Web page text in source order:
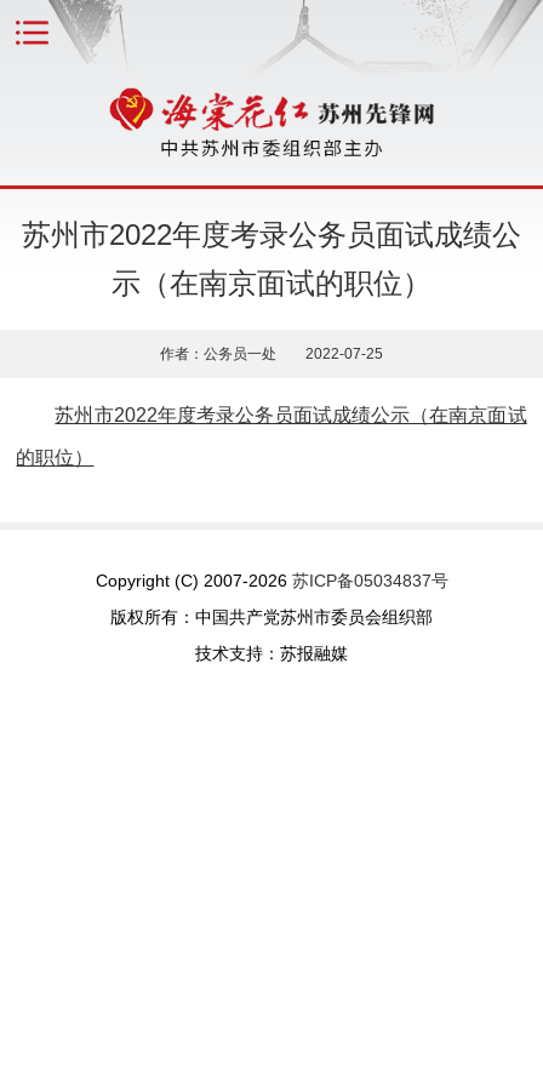
苏州市2022年度考录公务员面试成绩公
示（在南京面试的职位）
作者：公务员一处 2022-07-25
苏州市2022年度考录公务员面试成绩公示（在南京面试
的职位）
Copyright (C) 2007-2026 苏ICP备05034837号
版权所有：中国共产党苏州市委员会组织部
技术支持：苏报融媒